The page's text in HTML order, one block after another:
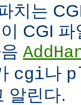
치는
CGI
cgi나
알린다.